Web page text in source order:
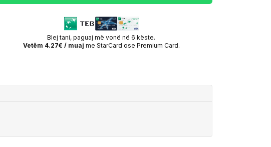
Blej tani, paguaj më vonë në 6 këste.
Vetëm 4.27€ / muaj me StarCard ose Premium Card.